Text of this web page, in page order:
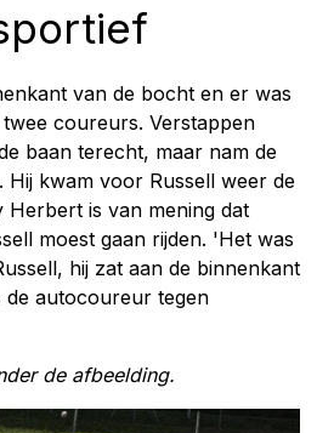
van de bocht en er was
coureurs. Verstappen
baan terecht, maar nam de
kwam voor Russell weer de
is van mening dat
moest gaan rijden. 'Het was
hij zat aan de binnenkant
de autocoureur tegen
de afbeelding.